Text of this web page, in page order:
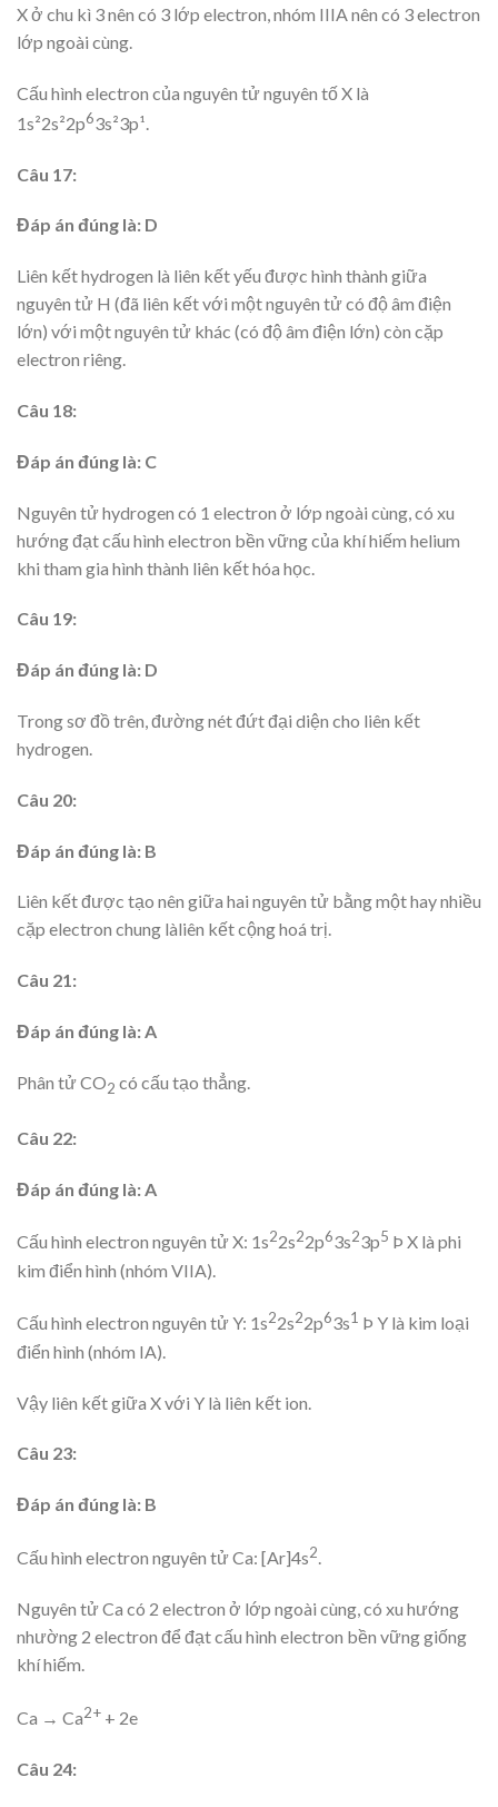
X ở chu kì 3 nên có 3 lớp electron, nhóm IIIA nên có 3 electron
lớp ngoài cùng.
Cấu hình electron của nguyên tử nguyên tố X là
1s²2s²2p63s²3p¹.
Câu 17:
Đáp án đúng là: D
Liên kết hydrogen là liên kết yếu được hình thành giữa
nguyên tử H (đã liên kết với một nguyên tử có độ âm điện
lớn) với một nguyên tử khác (có độ âm điện lớn) còn cặp
electron riêng.
Câu 18:
Đáp án đúng là: C
Nguyên tử hydrogen có 1 electron ở lớp ngoài cùng, có xu
hướng đạt cấu hình electron bền vững của khí hiếm helium
khi tham gia hình thành liên kết hóa học.
Câu 19:
Đáp án đúng là: D
Trong sơ đồ trên, đường nét đứt đại diện cho liên kết
hydrogen.
Câu 20:
Đáp án đúng là: B
Liên kết được tạo nên giữa hai nguyên tử bằng một hay nhiều
cặp electron chung làliên kết cộng hoá trị.
Câu 21:
Đáp án đúng là: A
Phân tử CO2 có cấu tạo thẳng.
Câu 22:
Đáp án đúng là: A
Cấu hình electron nguyên tử X: 1s22s22p63s23p5 Þ X là phi
kim điển hình (nhóm VIIA).
Cấu hình electron nguyên tử Y: 1s22s22p63s1 Þ Y là kim loại
điển hình (nhóm IA).
Vậy liên kết giữa X với Y là liên kết ion.
Câu 23:
Đáp án đúng là: B
Cấu hình electron nguyên tử Ca: [Ar]4s2.
Nguyên tử Ca có 2 electron ở lớp ngoài cùng, có xu hướng
nhường 2 electron để đạt cấu hình electron bền vững giống
khí hiếm.
Ca → Ca2+ + 2e
Câu 24: